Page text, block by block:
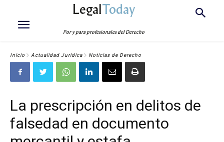
LegalToday
Por y para profesionales del Derecho
Inicio Actualidad Jurídica Noticias de Derecho
La prescripción en delitos de
falsedad en documento